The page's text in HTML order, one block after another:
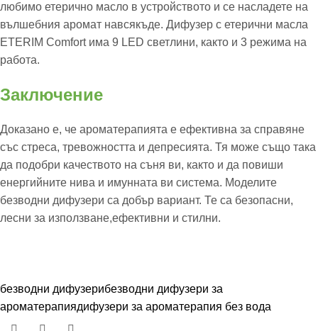
любимо етерично масло в устройството и се насладете на
вълшебния аромат навсякъде. Дифузер с етерични масла
ETERIM Comfort има 9 LED светлини, както и 3 режима на
работа.
Заключение
Доказано е, че ароматерапията е ефективна за справяне
със стреса, тревожността и депресията. Тя може също така
да подобри качеството на съня ви, както и да повиши
енергийните нива и имунната ви система. Моделите
безводни дифузери са добър вариант. Те са безопасни,
лесни за използване,ефективни и стилни.
безводни дифузерибезводни дифузери за
ароматерапиядифузери за ароматерапия без вода